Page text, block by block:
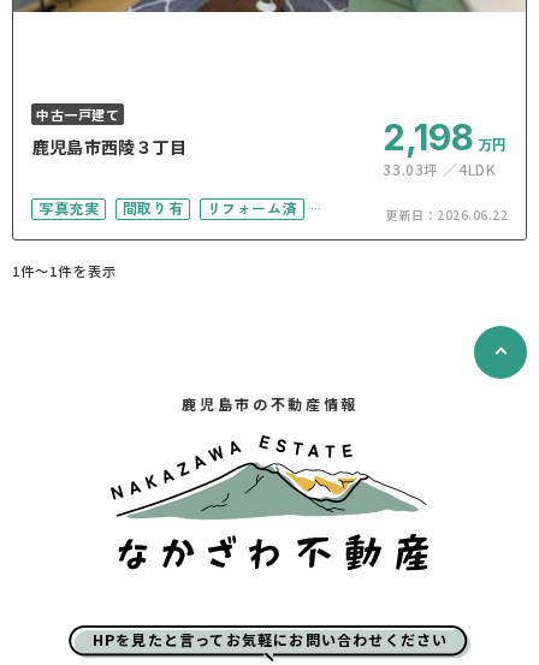
中古一戸建て
鹿児島市西陵３丁目 2,198 万円
33.03坪
4LDK
写真充実
間取り有
リフォーム済
更新日： 2026.06.22
1件〜1件を表示
鹿児島市の不動産情報
HPを見たと言ってお気軽にお問い合わせください